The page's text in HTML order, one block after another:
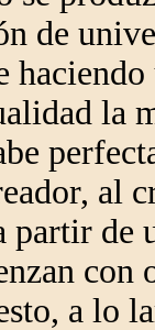
de
la
al
partir de
con
a lo